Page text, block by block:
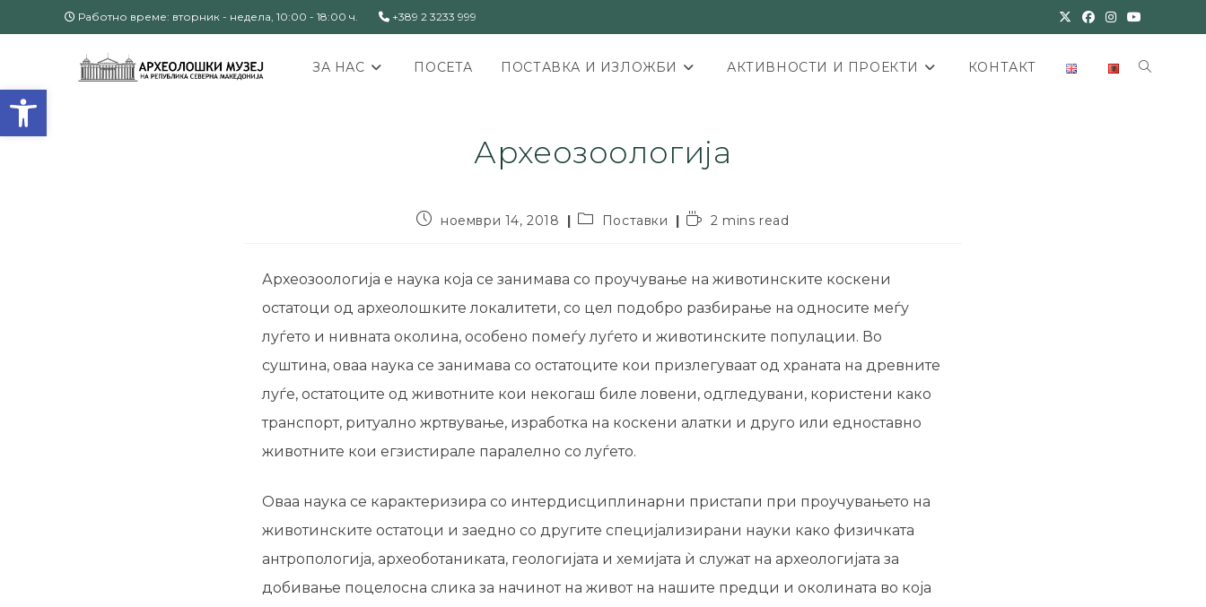
Open toolbar
Работно време: вторник - недела, 10:00 - 18:00 ч. +389 2 3233 999
ЗА НАС ПОСЕТА ПОСТАВКА И ИЗЛОЖБИ АКТИВНОСТИ И ПРОЕКТИ КОНТАКТ
Археозоологија
ноември 14, 2018 Поставки 2 mins read
Археозоологија е наука која се занимава со проучување на животинските коскени
остатоци од археолошките локалитети, со цел подобро разбирање на односите меѓу
луѓето и нивната околина, особено помеѓу луѓето и животинските популации. Во
суштина, оваа наука се занимава со остатоците кои призлегуваат од храната на древните
луѓе, остатоците од животните кои некогаш биле ловени, одгледувани, користени како
транспорт, ритуално жртвување, изработка на коскени алатки и друго или едноставно
животните кои егзистирале паралелно со луѓето.
Оваа наука се карактеризира со интердисциплинарни пристапи при проучувањето на
животинските остатоци и заедно со другите специјализирани науки како физичката
антропологија, археоботаниката, геологијата и хемијата ѝ служат на археологијата за
добивање поцелосна слика за начинот на живот на нашите предци и околината во која